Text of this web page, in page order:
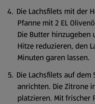
Die Lachsfilets mit der
Pfanne mit 2 EL
Die Butter hinzugeben
Hitze reduzieren, den
Minuten garen lassen.
Die Lachsfilets auf
anrichten. Die Zitrone
platzieren. Mit frischer